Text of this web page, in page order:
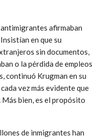
afirmaban
en que su
sin documentos,
o la pérdida de empleos
continuó Krugman en su
vez más evidente que
bien, es el propósito
de inmigrantes han